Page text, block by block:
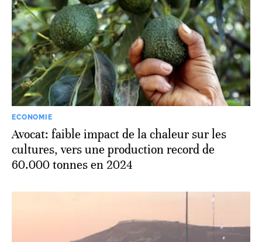
ECONOMIE
Avocat: faible impact de la chaleur sur les
cultures, vers une production record de
60.000 tonnes en 2024